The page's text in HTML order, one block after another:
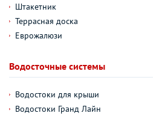
Штакетник
Террасная доска
Еврожалюзи
Водосточные системы
Водостоки для крыши
Водостоки Гранд Лайн